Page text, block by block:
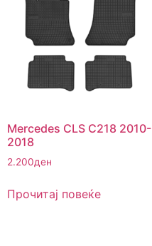
Mercedes CLS C218 2010-
2018
2.200ден
Прочитај повеќе